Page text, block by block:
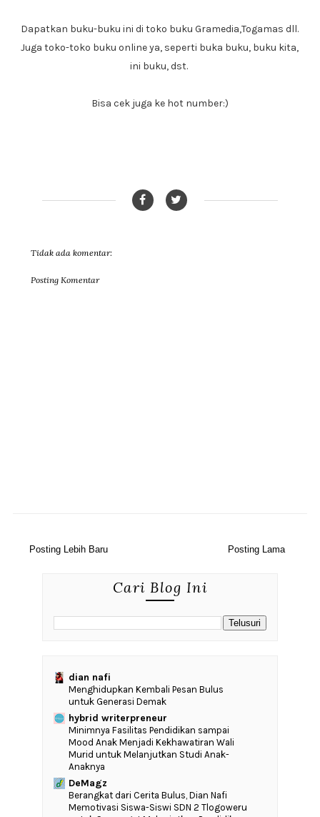
Dapatkan buku-buku ini di toko buku Gramedia,Togamas dll.
Juga toko-toko buku online ya, seperti buka buku, buku kita,
ini buku, dst.
Bisa cek juga ke hot number:)
Tidak ada komentar:
Posting Komentar
Posting Lebih Baru Posting Lama
Cari Blog Ini
dian nafi
Menghidupkan Kembali Pesan Bulus
untuk Generasi Demak
hybrid writerpreneur
‎Minimnya Fasilitas Pendidikan sampai
Mood Anak Menjadi Kekhawatiran Wali
Murid untuk Melanjutkan Studi Anak-
Anaknya
DeMagz
‎Berangkat dari Cerita Bulus, Dian Nafi
Memotivasi Siswa-Siswi SDN 2 Tlogoweru